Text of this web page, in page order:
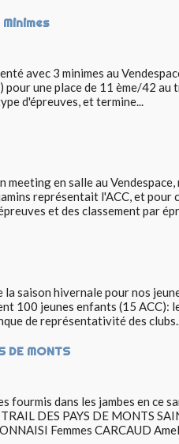
avec 3 minimes au
pour une place de 11 ème/42
d'épreuves, et termine...
meeting en salle au
représentait l'ACC, et
et des classement par
saison hivernale pour nos
100 jeunes enfants (15 ACC):
de représentativité des
DE MONTS
fourmis dans les jambes en ce
DES PAYS DE MONTS
Femmes CARCAUD